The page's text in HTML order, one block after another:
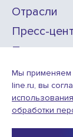
Отрасли
Пресс-
Проекты
Карьера
Условия
Мы применяем
line.ru, вы
использования
обработки